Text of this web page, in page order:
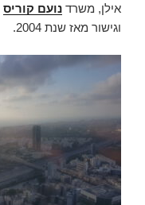
אילן, משרד נועם קוריס
וגישור מאז שנת 2004.